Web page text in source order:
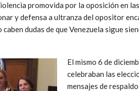
promovida por la oposición en
y defensa a ultranza del opositor
dudas de que Venezuela sigue
El mismo 6 de
celebraban las
mensajes de